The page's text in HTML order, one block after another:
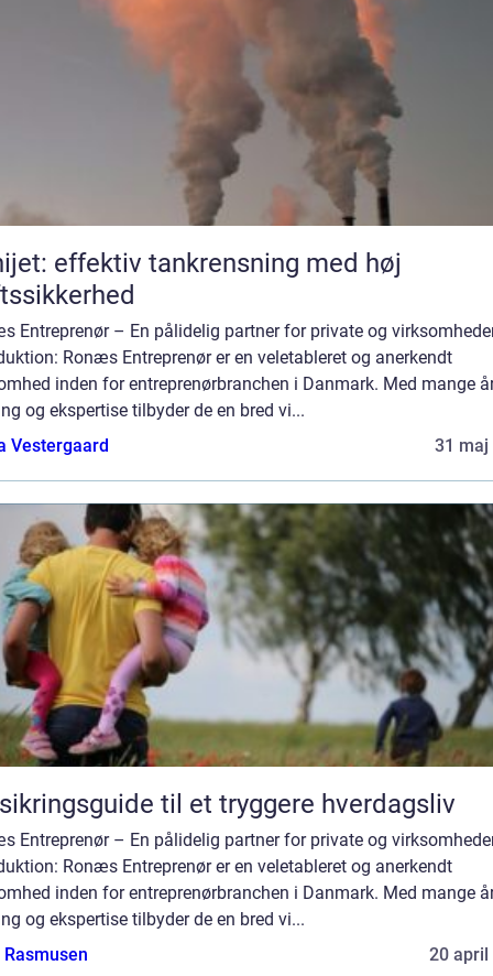
effektiv tankrensning med høj
Entreprenør – En pålidelig partner for private og
Ronæs Entreprenør er en veletableret og anerkendt
inden for entreprenørbranchen i Danmark. Med mange
og ekspertise tilbyder de en bred vi...
Vestergaard
31 maj
til et tryggere hverdagsliv
Entreprenør – En pålidelig partner for private og
Ronæs Entreprenør er en veletableret og anerkendt
inden for entreprenørbranchen i Danmark. Med mange
og ekspertise tilbyder de en bred vi...
20 april